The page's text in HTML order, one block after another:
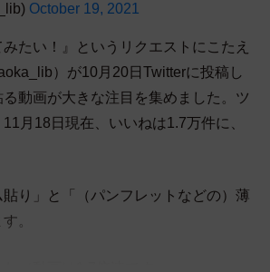
October 19, 2021
たい！』というリクエストにこたえ
）が10月20日Twitterに投稿し
動画が大きな注目を集めました。ツ
月18日現在、いいねは1.7万件に、
り」と「（パンフレットなどの）薄
。